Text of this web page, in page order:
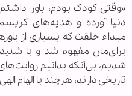
«وقتی کودک بودم، باور
دنیا آورده و هدیه‌های
مبداء خلقت که بسیاری از
برای‌مان مفهوم شد و با
شدیم، بی‌آنکه بدانیم
تاریخی دارند، هرچند با الهام